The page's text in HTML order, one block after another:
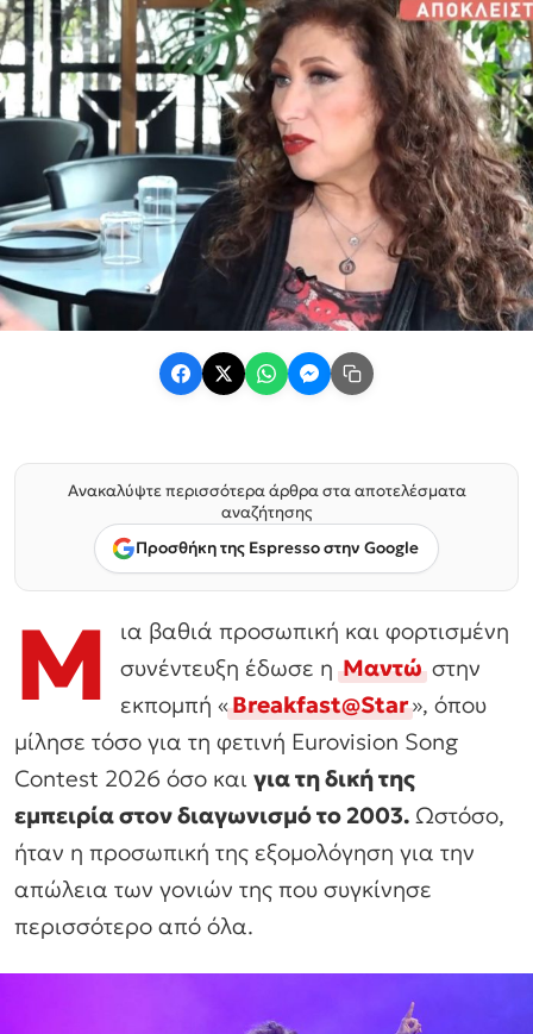
Ανακαλύψτε περισσότερα άρθρα στα αποτελέσματα
αναζήτησης
Προσθήκη της Espresso στην Google
Μ
ια βαθιά προσωπική και φορτισμένη
συνέντευξη έδωσε ηΜαντώστην
εκπομπή «Breakfast@Star», όπου
μίλησε τόσο για τη φετινή Eurovision Song
Contest 2026 όσο και για τη δική της
εμπειρία στον διαγωνισμό το 2003. Ωστόσο,
ήταν η προσωπική της εξομολόγηση για την
απώλεια των γονιών της που συγκίνησε
περισσότερο από όλα.